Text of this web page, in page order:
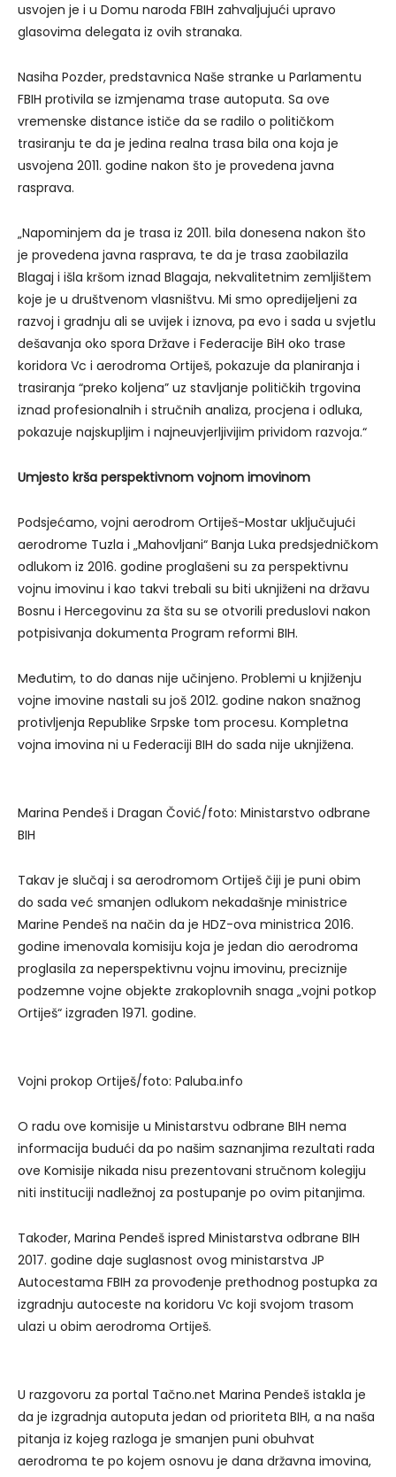
usvojen je i u Domu naroda FBIH zahvaljujući upravo
glasovima delegata iz ovih stranaka.
Nasiha Pozder, predstavnica Naše stranke u Parlamentu
FBIH protivila se izmjenama trase autoputa. Sa ove
vremenske distance ističe da se radilo o političkom
trasiranju te da je jedina realna trasa bila ona koja je
usvojena 2011. godine nakon što je provedena javna
rasprava.
„Napominjem da je trasa iz 2011. bila donesena nakon što
je provedena javna rasprava, te da je trasa zaobilazila
Blagaj i išla kršom iznad Blagaja, nekvalitetnim zemljištem
koje je u društvenom vlasništvu. Mi smo opredijeljeni za
razvoj i gradnju ali se uvijek i iznova, pa evo i sada u svjetlu
dešavanja oko spora Države i Federacije BiH oko trase
koridora Vc i aerodroma Ortiješ, pokazuje da planiranja i
trasiranja “preko koljena” uz stavljanje političkih trgovina
iznad profesionalnih i stručnih analiza, procjena i odluka,
pokazuje najskupljim i najneuvjerljivijim prividom razvoja.“
Umjesto krša perspektivnom vojnom imovinom
Podsjećamo, vojni aerodrom Ortiješ-Mostar uključujući
aerodrome Tuzla i „Mahovljani“ Banja Luka predsjedničkom
odlukom iz 2016. godine proglašeni su za perspektivnu
vojnu imovinu i kao takvi trebali su biti uknjiženi na državu
Bosnu i Hercegovinu za šta su se otvorili preduslovi nakon
potpisivanja dokumenta Program reformi BIH.
Međutim, to do danas nije učinjeno. Problemi u knjiženju
vojne imovine nastali su još 2012. godine nakon snažnog
protivljenja Republike Srpske tom procesu. Kompletna
vojna imovina ni u Federaciji BIH do sada nije uknjižena.
Marina Pendeš i Dragan Čović/foto: Ministarstvo odbrane
BIH
Takav je slučaj i sa aerodromom Ortiješ čiji je puni obim
do sada već smanjen odlukom nekadašnje ministrice
Marine Pendeš na način da je HDZ-ova ministrica 2016.
godine imenovala komisiju koja je jedan dio aerodroma
proglasila za neperspektivnu vojnu imovinu, preciznije
podzemne vojne objekte zrakoplovnih snaga „vojni potkop
Ortiješ“ izgrađen 1971. godine.
Vojni prokop Ortiješ/foto: Paluba.info
O radu ove komisije u Ministarstvu odbrane BIH nema
informacija budući da po našim saznanjima rezultati rada
ove Komisije nikada nisu prezentovani stručnom kolegiju
niti instituciji nadležnoj za postupanje po ovim pitanjima.
Također, Marina Pendeš ispred Ministarstva odbrane BIH
2017. godine daje suglasnost ovog ministarstva JP
Autocestama FBIH za provođenje prethodnog postupka za
izgradnju autoceste na koridoru Vc koji svojom trasom
ulazi u obim aerodroma Ortiješ.
U razgovoru za portal Tačno.net Marina Pendeš istakla je
da je izgradnja autoputa jedan od prioriteta BIH, a na naša
pitanja iz kojeg razloga je smanjen puni obuhvat
aerodroma te po kojem osnovu je dana državna imovina,